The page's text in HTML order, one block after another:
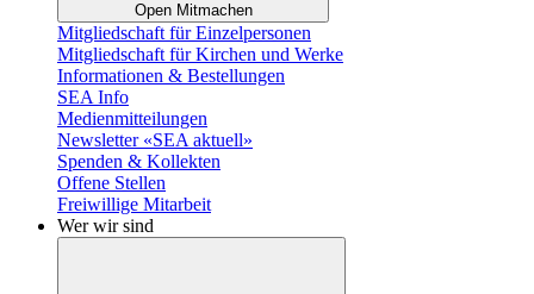
Open Mitmachen
Mitgliedschaft für Einzelpersonen
Mitgliedschaft für Kirchen und Werke
Informationen & Bestellungen
SEA Info
Medienmitteilungen
Newsletter «SEA aktuell»
Spenden & Kollekten
Offene Stellen
Freiwillige Mitarbeit
Wer wir sind